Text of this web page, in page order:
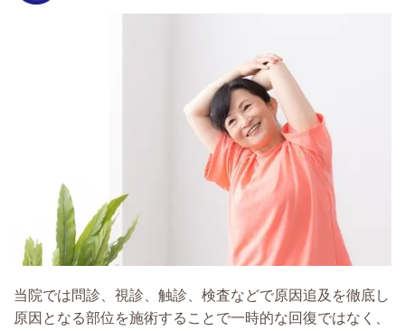
当院では問診、視診、触診、検査などで原因追及を徹底し
原因となる部位を施術することで一時的な回復ではなく、